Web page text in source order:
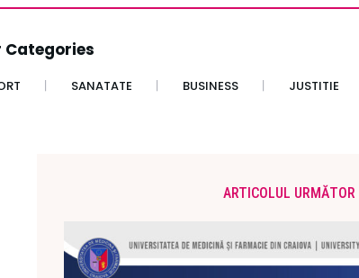
Categories
SANATATE BUSINESS JUSTITIE
ARTICOLUL URMĂTOR